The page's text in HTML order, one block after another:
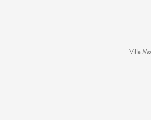
Villa